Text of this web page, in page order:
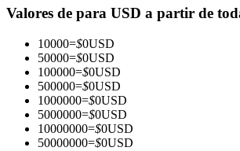
Copiar Trading
Valores de para USD a partir de
10000=$0USD
50000=$0USD
100000=$0USD
500000=$0USD
1000000=$0USD
5000000=$0USD
10000000=$0USD
50000000=$0USD